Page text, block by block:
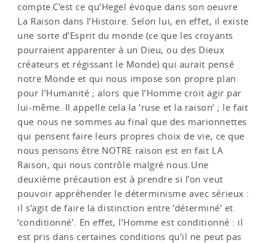
compte.C’est ce qu’Hegel évoque dans son oeuvre
La Raison dans l’Histoire. Selon lui, en effet, il existe
une sorte d’Esprit du monde (ce que les croyants
pourraient apparenter à un Dieu, ou des Dieux
créateurs et régissant le Monde) qui aurait pensé
notre Monde et qui nous impose son propre plan
pour l’Humanité ; alors que l’Homme croit agir par
lui-même. Il appelle cela la ’ruse et la raison’ ; le fait
que nous ne sommes au final que des marionnettes
qui pensent faire leurs propres choix de vie, ce que
nous pensons être NOTRE raison est en fait LA
Raison, qui nous contrôle malgré nous.Une
deuxième précaution est à prendre si l’on veut
pouvoir appréhender le déterminisme avec sérieux :
il s’agit de faire la distinction entre ’déterminé’ et
’conditionné’. En effet, l’Homme est conditionné : il
est pris dans certaines conditions qu’il ne peut pas